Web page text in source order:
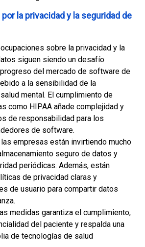
la privacidad y la seguridad de
sobre la privacidad y la
siguen siendo un desafío
del mercado de software de
a la sensibilidad de la
mental. El cumplimiento de
como HIPAA añade complejidad y
de responsabilidad para los
de software.
empresas están invirtiendo mucho
seguro de datos y
periódicas. Además, están
de privacidad claras y
de usuario para compartir datos
medidas garantiza el cumplimiento,
del paciente y respalda una
de tecnologías de salud